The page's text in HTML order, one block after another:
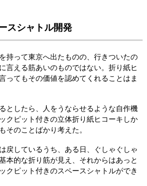
スシャトル開発
持って東京へ出たものの、行きついたの
言える筋あいのものではない。折り紙ヒ
ってもその価値を認めてくれることはま
としたら、人をうならせるような自作機
クピット付きの立体折り紙ヒコーキしか
そのことばかり考えた。
戻しているうち、ある日、ぐしゃぐしゃ
本的な折り筋が見え、それからはあっと
クピット付きのスペースシャトルができ